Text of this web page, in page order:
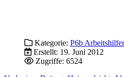
Kategorie: P6b
Erstellt: 19. Juni 2012
Zugriffe: 6524